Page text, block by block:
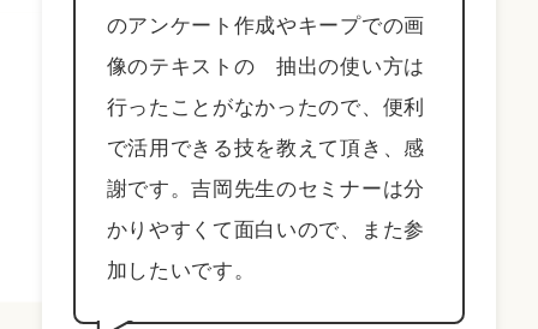
のアンケート作成やキープでの画
像のテキストの 抽出の使い方は
行ったことがなかったので、便利
で活用できる技を教えて頂き、感
謝です。吉岡先生のセミナーは分
かりやすくて面白いので、また参
加したいです。